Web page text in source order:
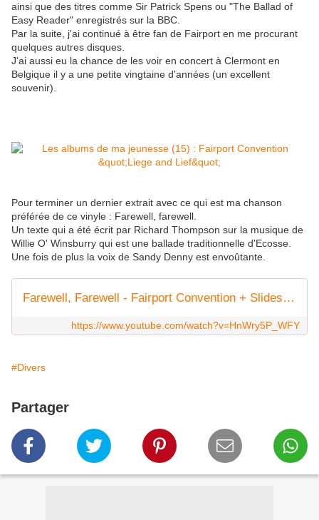
ainsi que des titres comme Sir Patrick Spens ou "The Ballad of
Easy Reader" enregistrés sur la BBC.
Par la suite, j'ai continué à être fan de Fairport en me procurant
quelques autres disques.
J'ai aussi eu la chance de les voir en concert à Clermont en
Belgique il y a une petite vingtaine d'années (un excellent
souvenir).
Pour terminer un dernier extrait avec ce qui est ma chanson
préférée de ce vinyle : Farewell, farewell.
Un texte qui a été écrit par Richard Thompson sur la musique de
Willie O' Winsburry qui est une ballade traditionnelle d'Ecosse.
Une fois de plus la voix de Sandy Denny est envoûtante.
Farewell, Farewell - Fairport Convention + Slideshow
https://www.youtube.com/watch?v=HnWry5P_WFY
#Divers
Partager